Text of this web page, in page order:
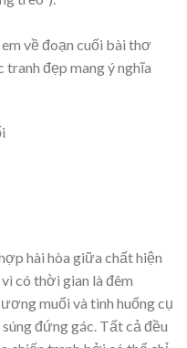
về đoạn cuối bài thơ
tranh đẹp mang ý nghĩa
hài hòa giữa chất hiện
có thời gian là đêm
muối và tình huống cụ
đứng gác. Tất cả đều